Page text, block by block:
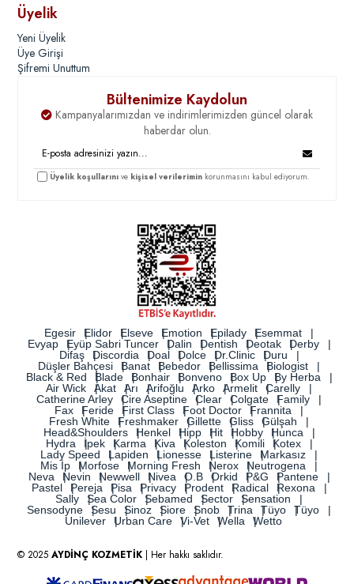
Üyelik
Yeni Üyelik
Üye Girişi
Şifremi Unuttum
Bültenimize Kaydolun
Kampanyalarımızdan ve indirimlerimizden güncel olarak
haberdar olun.
Üyelik koşullarını ve kişisel verilerimin korunmasını kabul ediyorum.
Egesir Elidor Elseve Emotion Epilady
Esemmat
Evyap
Eyüp Sabri Tuncer Dalin Dentish Deotak
Derby
Difaş
Discordia Doal Dolce Dr.Clinic
Duru
Düşler Bahçesi
Banat Bebedor Bellissima
Biologist
Black & Red
Blade Bonhair Bonveno Box Up
By Herba
Air Wick
Akat Arı Arifoğlu Arko Armelit
Carelly
Catherine Arley
Cire Aseptine Clear Colgate
Family
Fax
Feride First Class Foot Doctor
Frannita
Fresh White
Freshmaker Gillette Gliss
Gülşah
Head&Shoulders
Henkel Hipp Hit Hobby
Hunca
Hydra
İpek Karma Kiva Koleston Komili
Kotex
Lady Speed
Lapiden Lionesse Listerine
Markasız
Mis İp
Morfose Morning Fresh Nerox
Neutrogena
Neva
Nevin Newwell Nivea O.B Orkid P&G
Pantene
Pastel
Pereja Pisa Privacy Prodent Radical
Rexona
Sally
Sea Color Sebamed Sector
Sensation
Sensodyne
Sesu Sinoz Siore Snob Trina Tüyo
Tüyo
Unilever
Urban Care Vi-Vet Wella Wetto
© 2025AYDİNÇ KOZMETİK | Her hakkı saklıdır.